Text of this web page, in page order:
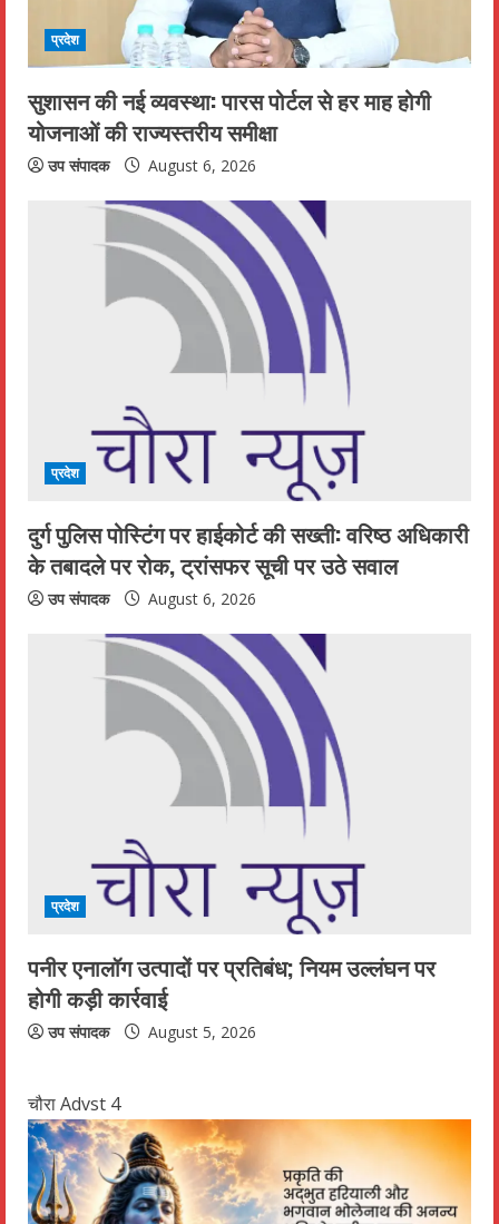
n
g
प्रदेश
सुशासन की नई व्यवस्था: पारस पोर्टल से हर माह होगी
योजनाओं की राज्यस्तरीय समीक्षा
उप संपादक August 6, 2026
प्रदेश
दुर्ग पुलिस पोस्टिंग पर हाईकोर्ट की सख्ती: वरिष्ठ अधिकारी
के तबादले पर रोक, ट्रांसफर सूची पर उठे सवाल
उप संपादक August 6, 2026
प्रदेश
पनीर एनालॉग उत्पादों पर प्रतिबंध; नियम उल्लंघन पर
होगी कड़ी कार्रवाई
उप संपादक August 5, 2026
चौरा Advst 4